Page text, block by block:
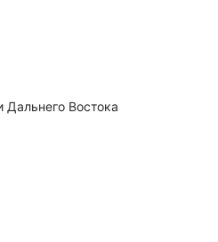
Дальнего Востока